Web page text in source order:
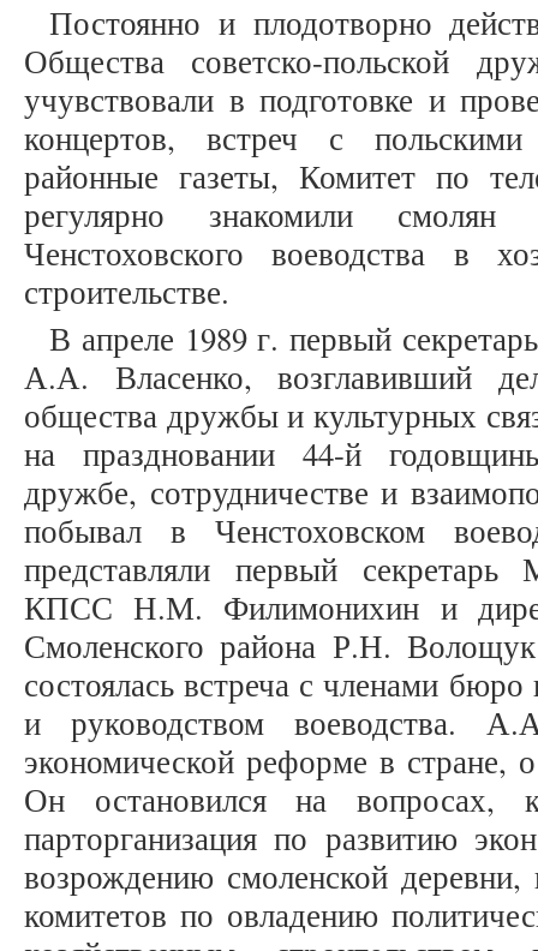
Постоянно и плодотворно
Общества советско-польской
учувствовали в подготовке и
концертов, встреч с
районные газеты, Комитет по
регулярно знакомили
Ченстоховского воеводства в
строительстве.
В апреле 1989 г. первый
А.А. Власенко, возглавивший
общества дружбы и культурных
на праздновании 44-й
дружбе, сотрудничестве и
побывал в Ченстоховском
представляли первый секретарь
КПСС Н.М. Филимонихин и
Смоленского района Р.Н.
состоялась встреча с членами
и руководством воеводства.
экономической реформе в стране,
Он остановился на вопросах,
парторганизация по развитию
возрождению смоленской
комитетов по овладению